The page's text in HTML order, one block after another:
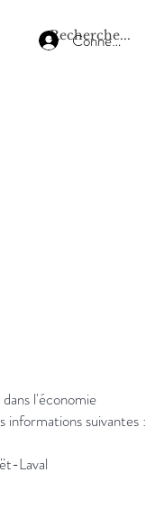
Connexion
l'économie
informations suivantes :
Laval